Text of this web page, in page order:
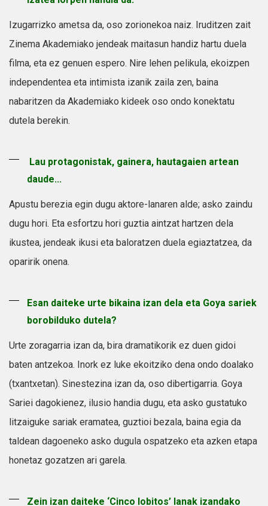
Izugarrizko ametsa da, oso zorionekoa naiz. Iruditzen zait
Zinema Akademiako jendeak maitasun handiz hartu duela
filma, eta ez genuen espero. Nire lehen pelikula, ekoizpen
independentea eta intimista izanik zaila zen, baina
nabaritzen da Akademiako kideek oso ondo konektatu
dutela berekin.
Lau protagonistak, gainera, hautagaien artean
daude...
Apustu berezia egin dugu aktore-lanaren alde; asko zaindu
dugu hori. Eta esfortzu hori guztia aintzat hartzen dela
ikustea, jendeak ikusi eta baloratzen duela egiaztatzea, da
oparirik onena.
Esan daiteke urte bikaina izan dela eta Goya sariek
borobilduko dutela?
Urte zoragarria izan da, bira dramatikorik ez duen gidoi
baten antzekoa. Inork ez luke ekoitziko dena ondo doalako
(txantxetan). Sinestezina izan da, oso dibertigarria. Goya
Sariei dagokienez, ilusio handia dugu, eta asko gustatuko
litzaiguke sariak eramatea, guztioi bezala, baina egia da
taldean dagoeneko asko dugula ospatzeko eta azken etapa
honetaz gozatzen ari garela.
Zein izan daiteke ‘Cinco lobitos’ lanak izandako